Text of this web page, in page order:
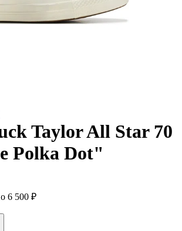
Taylor All Star 70
Polka Dot"
6 500 ₽